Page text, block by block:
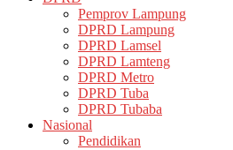
Pemprov Lampung
DPRD Lampung
DPRD Lamsel
DPRD Lamteng
DPRD Metro
DPRD Tuba
DPRD Tubaba
Nasional
Pendidikan